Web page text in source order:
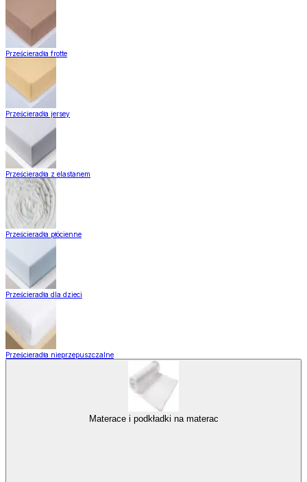
Prześcieradła frotte
Prześcieradła jersey
Prześcieradła z elastanem
Prześcieradła płócienne
Prześcieradła dla dzieci
Prześcieradła nieprzepuszczalne
Materace i podkładki na materac